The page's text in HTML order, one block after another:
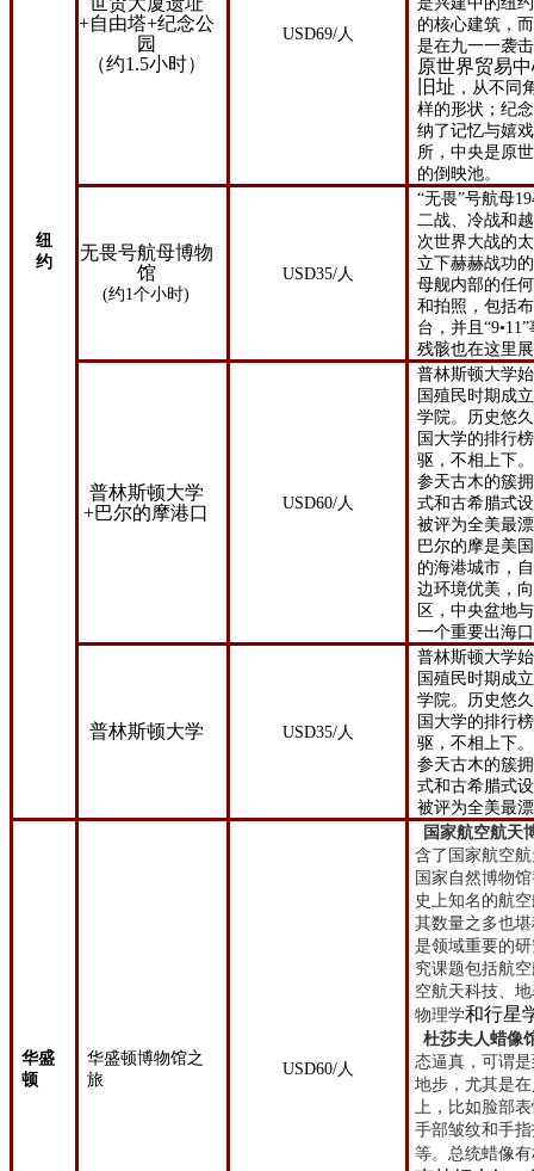
纽
约
+自由塔+纪念公
园
（约1.5小时）
USD69/人
的核心建筑，
是在九一一袭
原世界贸易
旧址 ，从不同
样的形状；纪
纳了记忆与嬉
所，中央是原
的倒映池。
无畏号航母博物
馆
(约1个小时)
USD35/人
“无畏”号航母
二战、冷战和
次世界大战的
立下赫赫战功
母舰内部的任
和拍照，包括
台，并且“9•11
残骸也在这里
普林斯顿大学
+巴尔的摩港口
USD60/人
普林斯顿大学
国殖民时期成
学院。历史悠
国大学的排行
驱，不相上下
参天古木的簇
式和古希腊式
被评为全美最
巴尔的摩是美
的海港城市，
边环境优美，
区，中央盆地
一个重要出海
普林斯顿大学 USD35/人
普林斯顿大学
国殖民时期成
学院。历史悠
国大学的排行
驱，不相上下
参天古木的簇
式和古希腊式
被评为全美最
华盛
顿
华盛顿博物馆之
旅
USD60/人
国家航空航天
含了国家航空
国家自然博物
史上知名的航
其数量之多也
是领域重要的
究课题包括航
空航天科技、
物理学和行星
杜莎夫人蜡像
态逼真，可谓
地步，尤其是
上，比如脸部
手部皱纹和手
等。 总统蜡像有